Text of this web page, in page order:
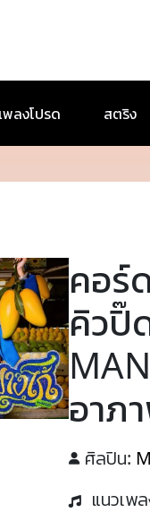
พลงโปรด สตริง
คอร์
คิวปิ๊
อาภ
ศิลปิน:
แนวเพ